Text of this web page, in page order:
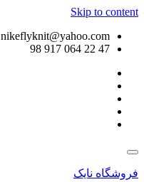
Skip to content
nikeflyknit@yahoo.com
47 22 064 917 98
فروشگاه نایک